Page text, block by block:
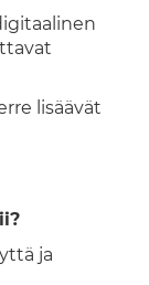
lisäävät
ja